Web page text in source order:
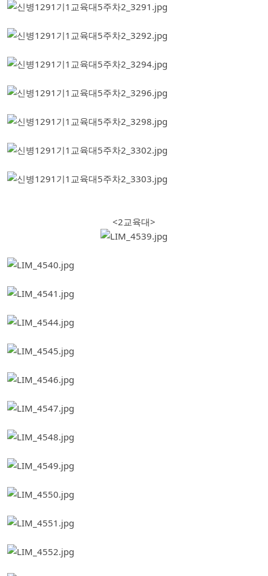
<2교육대>